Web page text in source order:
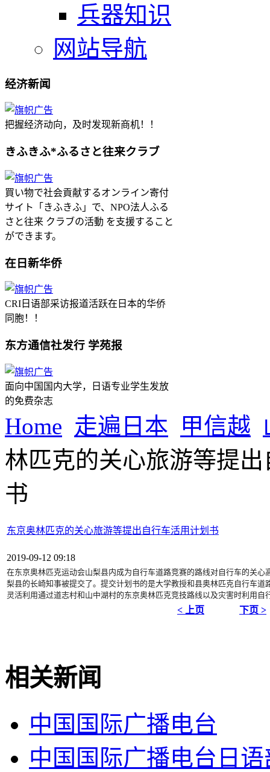
兵器知识
网站导航
经济新闻
把握经济动向，及时发现新商机！！
きふきふ*ふるさと往来クラブ
買い物で社会貢献するオンライン寄付
サイト「きふきふ」で、NPO法人ふる
さと往来 クラブの活動 を支援すること
ができます。
在日新华侨
CRI日语部采访报道活跃在日本的华侨
同胞！！
东方通信社发行 学苑报
面向中国国内大学，日语专业学生发放
的免费杂志
Home 走遍日本 甲信越
林匹克的关心旅游等提
书
东京奥林匹克的关心旅游等提出自行车活用计划书
2019-09-12 09:18
在东京奥林匹克运动会山梨县内成为自行车道路竞赛的路线对自行车的关心
梨县的长崎知事被提交了。提交计划书的是大学教授和县奥林匹克自行车道
灵活利用通过道志村和山中湖村的东京奥林匹克竞技路线以及灾害时利用自
< 上页 下页 >
相关新闻
中国国际广播电台
中国国际广播电台日语